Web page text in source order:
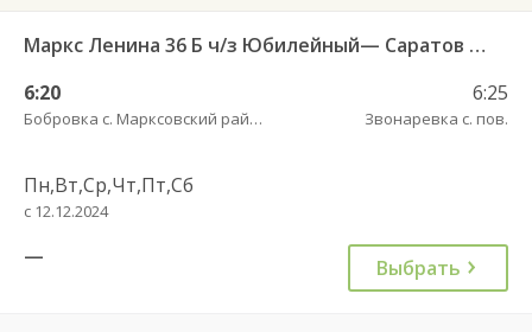
Маркс Ленина 36 Б ч/з Юбилейный— Саратов АВ Центральный (ул им Пугачева 179 А)
6:20
Бобровка с. Марксовский район пов.
6:25
Звонаревка с. пов.
Пн,Вт,Ср,Чт,Пт,Сб
с 12.12.2024
— Выбрать